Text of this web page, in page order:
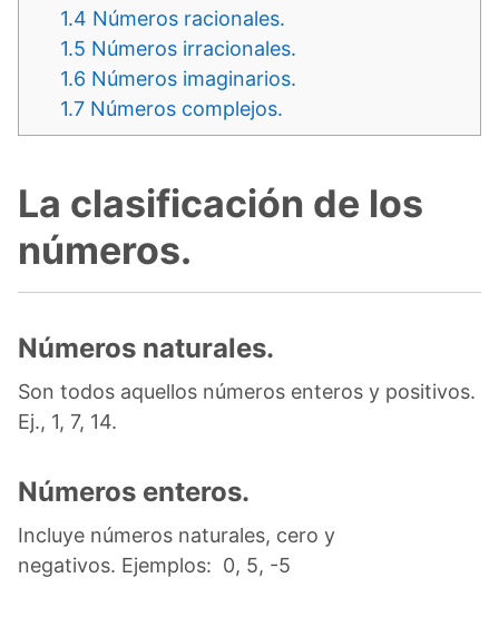
1.4 Números racionales.
1.5 Números irracionales.
1.6 Números imaginarios.
1.7 Números complejos.
La clasificación de los
números.
Números naturales.
Son todos aquellos números enteros y positivos.
Ej., 1, 7, 14.
Números enteros.
Incluye números naturales, cero y
negativos. Ejemplos: 0, 5, -5